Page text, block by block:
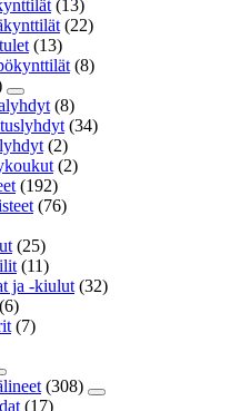
(13)
(22)
(13)
(8)
(8)
(34)
(2)
(2)
(192)
(76)
(25)
(11)
ja -kiulut (32)
(6)
(7)
(308)
(17)